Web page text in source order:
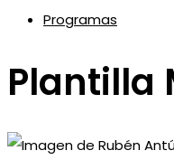
Programas
Plantilla